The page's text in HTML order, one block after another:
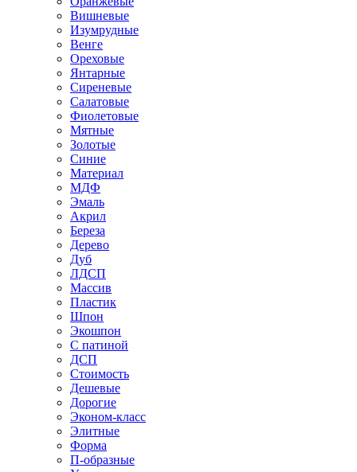
Вишневые
Изумрудные
Венге
Ореховые
Янтарные
Сиреневые
Салатовые
Фиолетовые
Мятные
Золотые
Синие
Материал
МДФ
Эмаль
Акрил
Береза
Дерево
Дуб
ЛДСП
Массив
Пластик
Шпон
Экошпон
С патиной
ДСП
Стоимость
Дешевые
Дорогие
Эконом-класс
Элитные
Форма
П-образные